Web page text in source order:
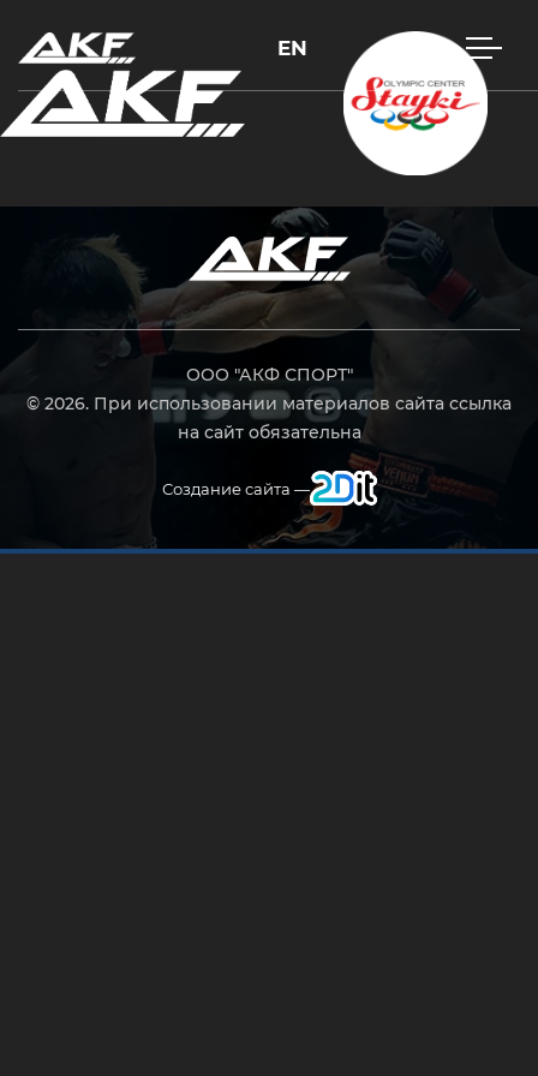
EN
ООО "АКФ СПОРТ"
© 2026. При использовании материалов сайта ссылка
на сайт обязательна
Создание сайта —
Нажмите Enter для поиска или Esc, чтобы закрыть